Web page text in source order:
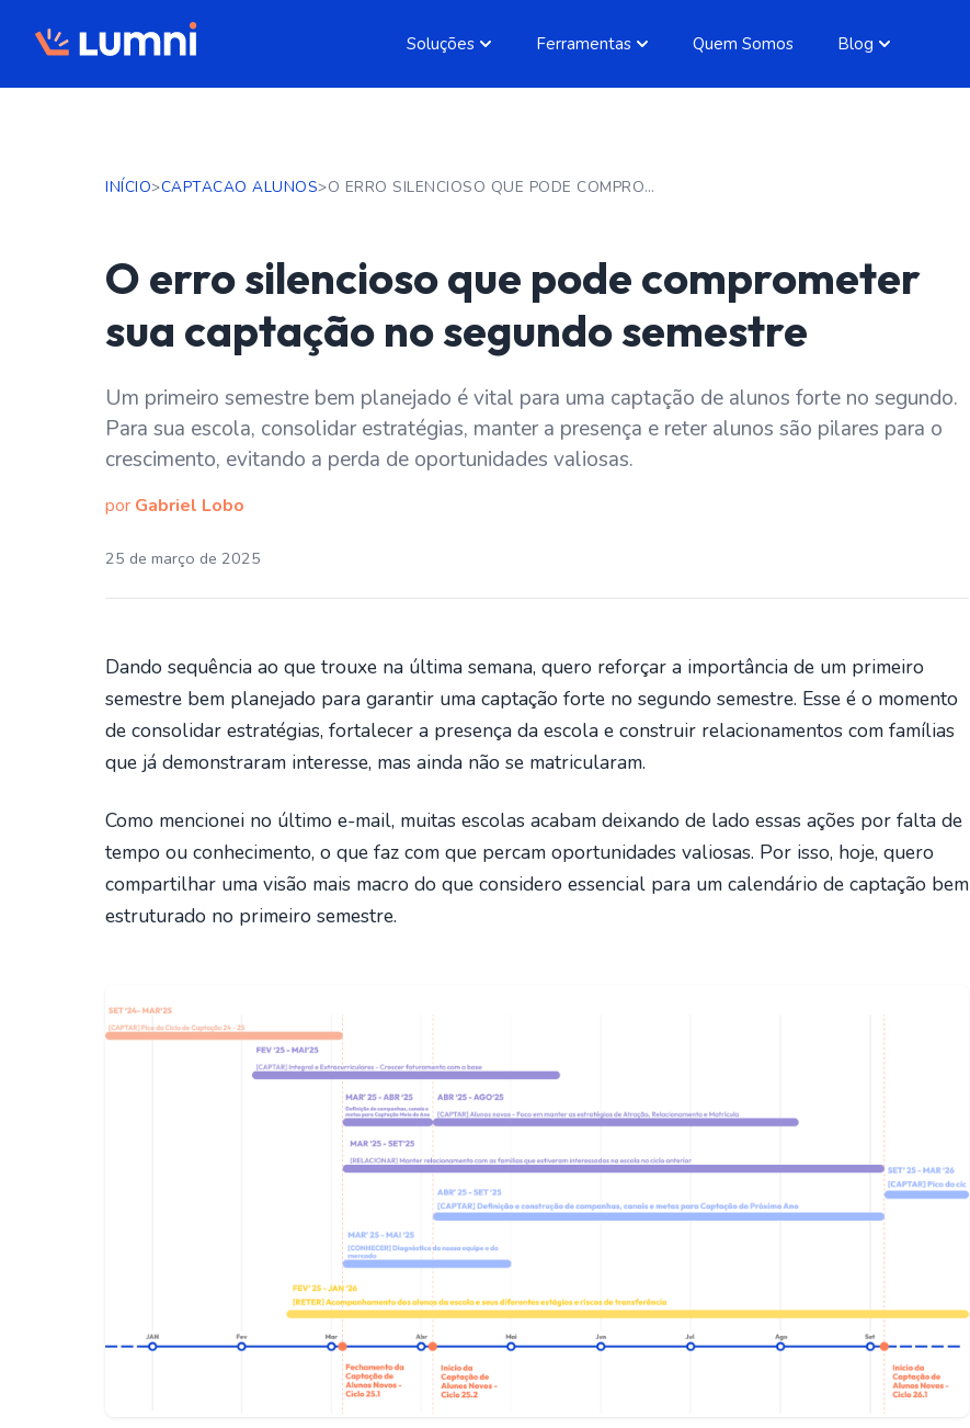
Soluções Ferramentas Quem Somos Blog
INÍCIO>CAPTACAO ALUNOS> O ERRO SILENCIOSO QUE PODE COMPROMETER SUA CAPTAÇÃO NO SEGUNDO SEMESTRE
O erro silencioso que pode comprometer
sua captação no segundo semestre
Um primeiro semestre bem planejado é vital para uma captação de alunos forte no segundo.
Para sua escola, consolidar estratégias, manter a presença e reter alunos são pilares para o
crescimento, evitando a perda de oportunidades valiosas.
por Gabriel Lobo
25 de março de 2025
Dando sequência ao que trouxe na última semana, quero reforçar a importância de um primeiro
semestre bem planejado para garantir uma captação forte no segundo semestre. Esse é o momento
de consolidar estratégias, fortalecer a presença da escola e construir relacionamentos com famílias
que já demonstraram interesse, mas ainda não se matricularam.
Como mencionei no último e-mail, muitas escolas acabam deixando de lado essas ações por falta de
tempo ou conhecimento, o que faz com que percam oportunidades valiosas. Por isso, hoje, quero
compartilhar uma visão mais macro do que considero essencial para um calendário de captação bem
estruturado no primeiro semestre.